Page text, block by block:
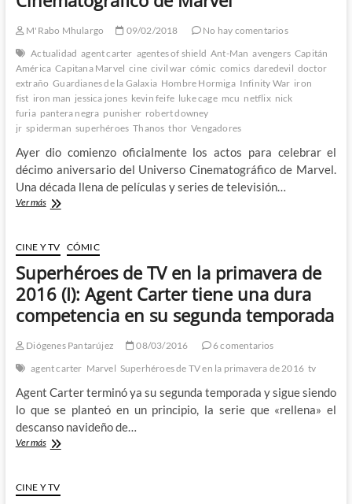
era
Parte
M'Rabo Mhulargo 09/02/2018
No hay comentarios
Actualidad agent carter agentes of shield Ant-Man avengers Capitán
América Capitana Marvel cine civil war cómic comics daredevil doctor
extraño Guardianes de la Galaxia Hombre Hormiga Infinity War iron
fist iron man jessica jones kevin feife luke cage mcu netflix nick
furia pantera negra punisher robert downey
jr spiderman superhéroes Thanos thor Vengadores
Ayer dio comienzo oficialmente los actos para celebrar el
décimo aniversario del Universo Cinematográfico de Marvel.
Una década llena de películas y series de televisión…
Ver másDiez
son
nada
–
Celebrando
la
primera
década
del
Cinematográfico
de
Marvel
CINE Y TV CÓMIC
Superhéroes de TV en la primavera de
2016 (I): Agent Carter tiene una dura
competencia en su segunda temporada
Diógenes Pantarújez 08/03/2016
6 comentarios
agent carter Marvel Superhéroes de TV en la primavera de 2016 tv
Agent Carter terminó ya su segunda temporada y sigue siendo
lo que se planteó en un principio, la serie que «rellena» el
descanso navideño de…
Ver másSuperhéroes
en
la
CINE Y TV